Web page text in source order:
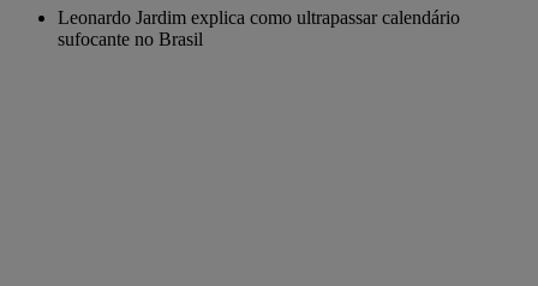
Leonardo Jardim explica como ultrapassar calendário
sufocante no Brasil